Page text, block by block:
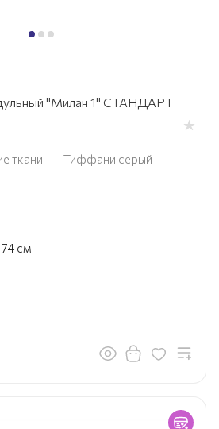
"Милан 1" СТАНДАРТ
ткани — Тиффани серый
74 см